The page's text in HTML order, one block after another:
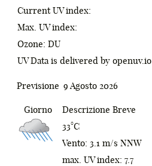
Current UV index:
Max. UV index:
Ozone: DU
UV Data is delivered by openuv.io
Previsione 9 Agosto 2026
Giorno
Descrizione Breve
33°C
Vento: 3.1 m/s NNW
max. UV index: 7.7
6
8
9
_
-
0
)
:
[
]
{
} 1
0
1
2
4